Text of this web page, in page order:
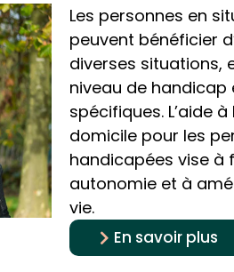
Les personnes en
peuvent bénéficier
diverses situations,
niveau de handicap
spécifiques. L’aide
domicile pour les
handicapées vise à
autonomie et à
vie.
En savoir plus